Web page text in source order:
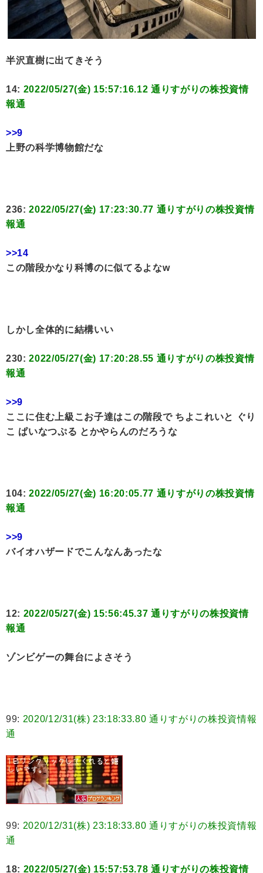
半沢直樹に出てきそう
14: 2022/05/27(金) 15:57:16.12 通りすがりの株投資情
報通
>>9
上野の科学博物館だな
236:2022/05/27(金) 17:23:30.77 通りすがりの株投資情
報通
>>14
この階段かなり科博のに似てるよなw
しかし全体的に結構いい
230:2022/05/27(金) 17:20:28.55 通りすがりの株投資情
報通
>>9
ここに住む上級こお子達はこの階段で ちよこれいと ぐり
こ ぱいなつぷる とかやらんのだろうな
104:2022/05/27(金) 16:20:05.77 通りすがりの株投資情
報通
>>9
バイオハザードでこんなんあったな
12: 2022/05/27(金) 15:56:45.37 通りすがりの株投資情
報通
ゾンビゲーの舞台によさそう
99: 2020/12/31(株) 23:18:33.80 通りすがりの株投資情報
通
99: 2020/12/31(株) 23:18:33.80 通りすがりの株投資情報
通
18: 2022/05/27(金) 15:57:53.78 通りすがりの株投資情